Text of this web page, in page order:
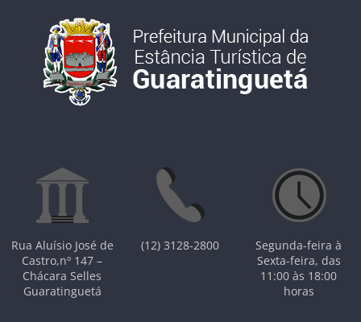
Rua Aluísio José de
Castro,nº 147 –
Chácara Selles
Guaratinguetá
(12) 3128-2800
Segunda-feira à
Sexta-feira, das
11:00 às 18:00
horas